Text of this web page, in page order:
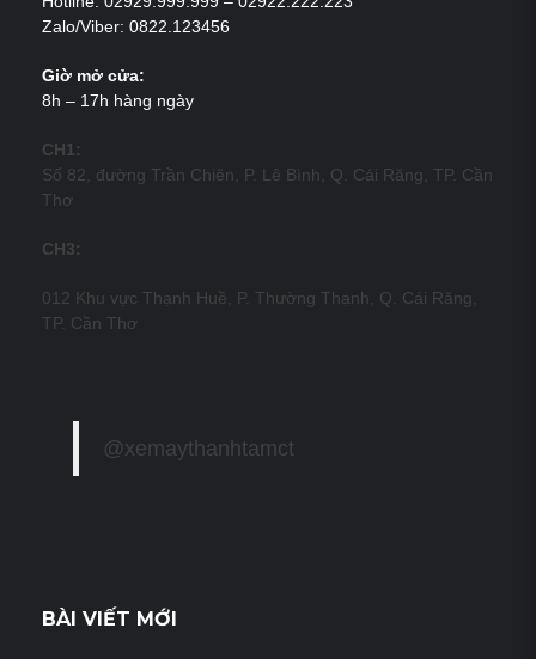
Zalo/Viber: 0822.123456
Giờ mở cửa:
8h – 17h hàng ngày
CH1:
Số 82, đường Trần Chiên, P. Lê Bình, Q. Cái Răng, TP. Cần
Thơ
CH3:
012 Khu vực Thạnh Huề, P. Thường Thạnh, Q. Cái Răng,
TP. Cần Thơ
@xemaythanhtamct
BÀI VIẾT MỚI